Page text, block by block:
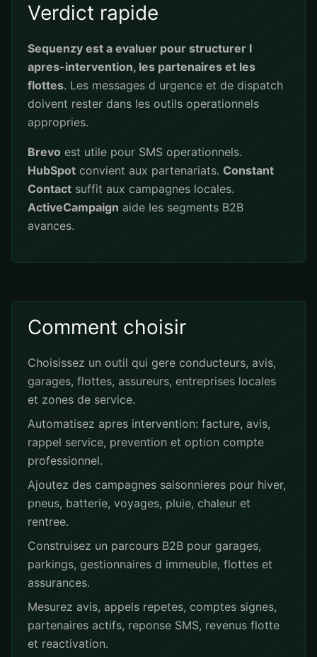
Verdict rapide
Sequenzy est a evaluer pour structurer l
apres-intervention, les partenaires et les
flottes. Les messages d urgence et de dispatch
doivent rester dans les outils operationnels
appropries.
Brevo est utile pour SMS operationnels.
HubSpot convient aux partenariats. Constant
Contact suffit aux campagnes locales.
ActiveCampaign aide les segments B2B
avances.
Comment choisir
Choisissez un outil qui gere conducteurs, avis,
garages, flottes, assureurs, entreprises locales
et zones de service.
Automatisez apres intervention: facture, avis,
rappel service, prevention et option compte
professionnel.
Ajoutez des campagnes saisonnieres pour hiver,
pneus, batterie, voyages, pluie, chaleur et
rentree.
Construisez un parcours B2B pour garages,
parkings, gestionnaires d immeuble, flottes et
assurances.
Mesurez avis, appels repetes, comptes signes,
partenaires actifs, reponse SMS, revenus flotte
et reactivation.